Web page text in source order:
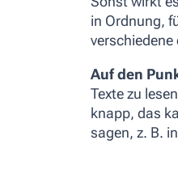
in Ordnung,
verschiedene
Auf den
Texte zu
knapp, das
sagen, z. B.